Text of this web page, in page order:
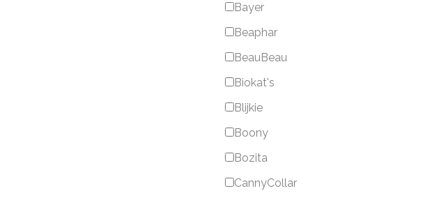
Bayer
Beaphar
BeauBeau
Biokat's
Blijkie
Boony
Bozita
CannyCollar